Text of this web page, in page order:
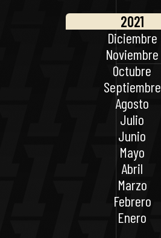
2021
Diciembre
Noviembre
Octubre
Septiembre
Agosto
Julio
Junio
Mayo
Abril
Marzo
Febrero
Enero